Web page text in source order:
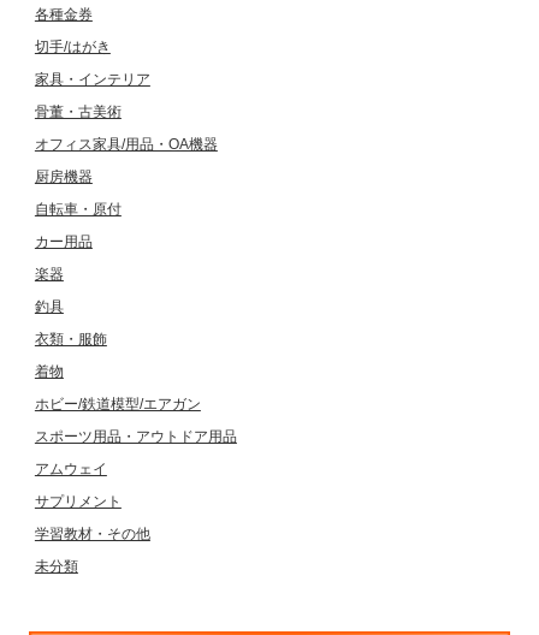
各種金券
切手/はがき
家具・インテリア
骨董・古美術
オフィス家具/用品・OA機器
厨房機器
自転車・原付
カー用品
楽器
釣具
衣類・服飾
着物
ホビー/鉄道模型/エアガン
スポーツ用品・アウトドア用品
アムウェイ
サプリメント
学習教材・その他
未分類